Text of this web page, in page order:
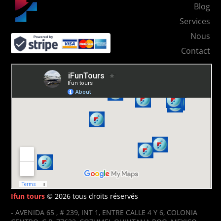
Blog
Services
Nous
Contact
Ifun tours © 2026 tous droits réservés
- AVENIDA 65 , # 239, INT 1, ENTRE CALLE 4 Y 6, COLONIA